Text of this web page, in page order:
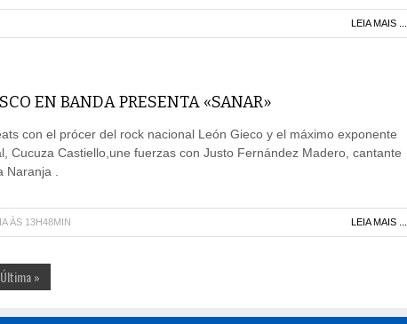
LEIA MAIS ...
EN BANDA PRESENTA «SANAR»
con el prócer del rock nacional León Gieco y el máximo exponente
Cucuza Castiello,une fuerzas con Justo Fernández Madero, cantante
Naranja .
ÀS 13H48MIN LEIA MAIS ...
Última »